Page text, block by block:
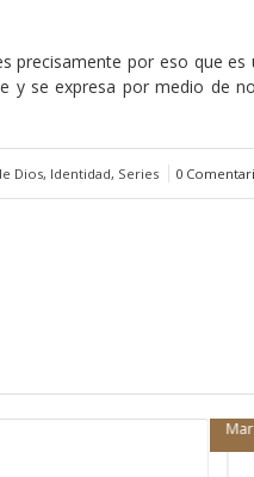
precisamente por eso que
y se expresa por medio de
Dios, Identidad, Series 0